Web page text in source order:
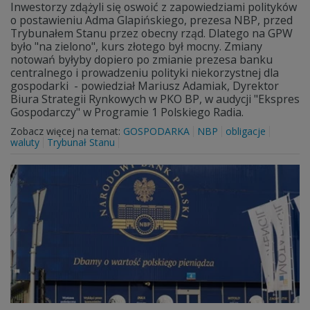
Inwestorzy zdążyli się oswoić z zapowiedziami polityków
o postawieniu Adma Glapińskiego, prezesa NBP, przed
Trybunałem Stanu przez obecny rząd. Dlatego na GPW
było "na zielono", kurs złotego był mocny. Zmiany
notowań byłyby dopiero po zmianie prezesa banku
centralnego i prowadzeniu polityki niekorzystnej dla
gospodarki - powiedział Mariusz Adamiak, Dyrektor
Biura Strategii Rynkowych w PKO BP, w audycji "Ekspres
Gospodarczy" w Programie 1 Polskiego Radia.
Zobacz więcej na temat: GOSPODARKA NBP
obligacje
waluty
Trybunał Stanu